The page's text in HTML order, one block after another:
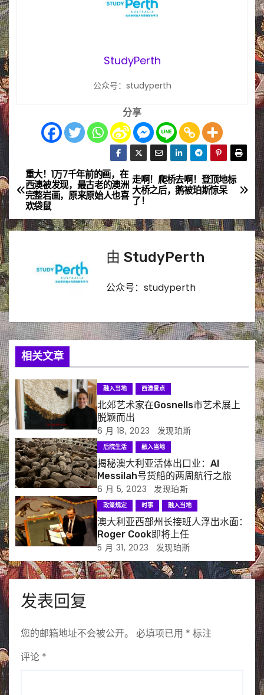
StudyPerth
公众号：studyperth
分享
文
章
导
走啊！爬桥去啊！登顶地标
大桥之后，鹅被珀斯惊呆
了！
重大！1万7千年前的画，在
西澳被发现，最古老的澳洲
完整岩画，原来原始人也喜
欢袋鼠
由 StudyPerth
公众号：studyperth
相关文章
融入当地 西澳景点
北郊艺术家在Gosnells市艺术展上
脱颖而出
6 月 18, 2023 发现珀斯
后院生活 融入当地
揭秘澳大利亚活体出口业：Al
Messilah号货船的两周航行之旅
6 月 5, 2023 发现珀斯
政策规定 时事 融入当地
澳大利亚西部州长接班人浮出水面：
Roger Cook即将上任
5 月 31, 2023 发现珀斯
发表回复
您的邮箱地址不会被公开。 必填项已用 * 标注
评论 *